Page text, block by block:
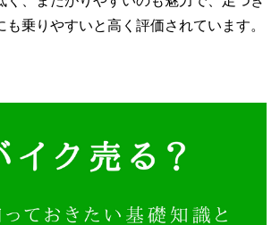
乗りやすいと高く評価されています。